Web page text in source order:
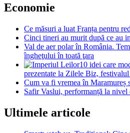
Economie
Ce măsuri a luat Franța pentru
Cinci tineri au murit după ce au
Val de aer polar în România.
îngheţului în toată ţara
10 idei care
prezentate la Zilele Biz,
Cum va fi vremea în Maramureș
Safir Vaslui, performanță la nivel
Ultimele articole